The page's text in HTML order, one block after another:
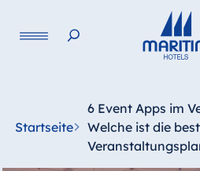
Startseite
6 Event Apps im
Welche ist die